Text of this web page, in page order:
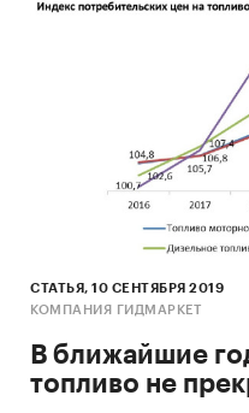
СТАТЬЯ, 10 СЕНТЯБРЯ 2019
КОМПАНИЯ ГИДМАРКЕТ
В ближайшие
топливо не